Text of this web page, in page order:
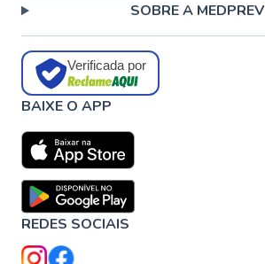
SOBRE A MEDPREV
Verificada por
BAIXE O APP
REDES SOCIAIS